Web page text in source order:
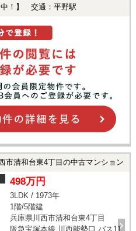
中！】 交通：平野駅
市清和台東4丁目の中古マンション
498万円
3LDK / 1973年
1階/5階建
兵庫県川西市清和台東4丁目
阪急宝塚本線 川西能勢口 バス11